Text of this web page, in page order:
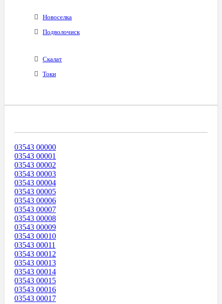
Новоселка
Подволочиск
Скалат
Токи
03543 00000
03543 00001
03543 00002
03543 00003
03543 00004
03543 00005
03543 00006
03543 00007
03543 00008
03543 00009
03543 00010
03543 00011
03543 00012
03543 00013
03543 00014
03543 00015
03543 00016
03543 00017